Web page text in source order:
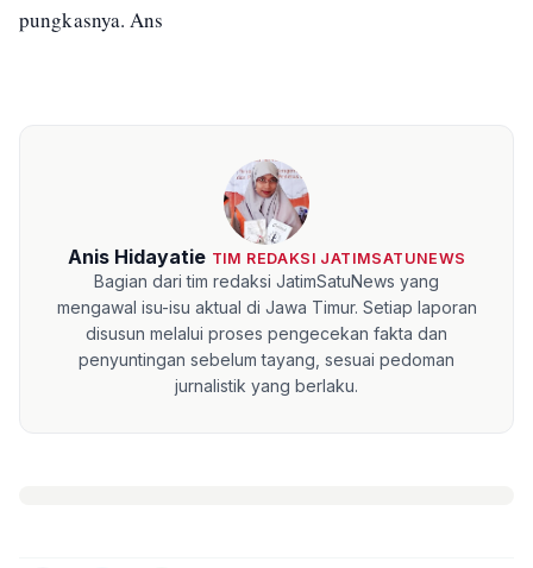
pungkasnya. Ans
Anis Hidayatie TIM REDAKSI JATIMSATUNEWS
Bagian dari tim redaksi JatimSatuNews yang
mengawal isu-isu aktual di Jawa Timur. Setiap laporan
disusun melalui proses pengecekan fakta dan
penyuntingan sebelum tayang, sesuai pedoman
jurnalistik yang berlaku.